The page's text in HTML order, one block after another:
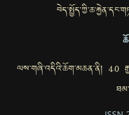
ལས་གཞི་འདིའི་ཆོག་མཆན་ནི། 4.0